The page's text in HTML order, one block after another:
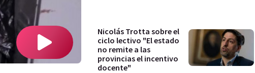
Nicolás Trotta sobre el
ciclo lectivo "El estado
no remite a las
provincias el incentivo
docente"